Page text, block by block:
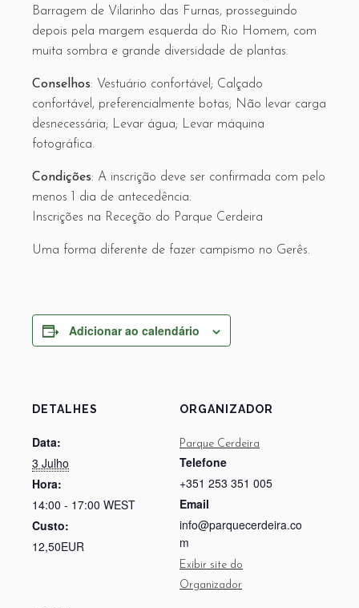
Barragem de Vilarinho das Furnas, prosseguindo
depois pela margem esquerda do Rio Homem, com
muita sombra e grande diversidade de plantas.
Conselhos: Vestuário confortável; Calçado
confortável, preferencialmente botas; Não levar carga
desnecessária; Levar água; Levar máquina
fotográfica.
Condições: A inscrição deve ser confirmada com pelo
menos 1 dia de antecedência.
Inscrições na Receção do Parque Cerdeira
Uma forma diferente de fazer campismo no Gerês.
Adicionar ao calendário
DETALHES
Data:
3 Julho
Hora:
14:00 - 17:00 WEST
Custo:
12,50EUR
ORGANIZADOR
Parque Cerdeira
Telefone
+351 253 351 005
Email
info@parquecerdeira.co
m
Exibir site do
Organizador